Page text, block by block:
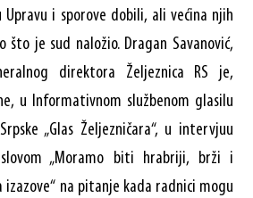
i sporove dobili, ali većina njih
što je sud naložio. Dragan Savanović,
direktora Željeznica RS je,
u Informativnom službenom glasilu
„Glas Željezničara“, u intervjuu
„Moramo biti hrabriji, brži i
izazove“ na pitanje kada radnici mogu